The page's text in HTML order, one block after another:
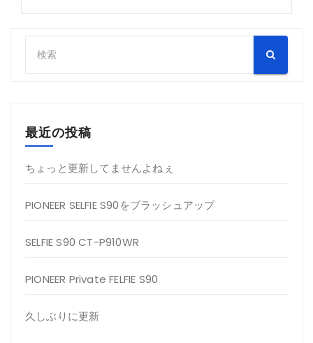
最近の投稿
ちょっと更新してませんよねぇ
PIONEER SELFIE S90をブラッシュアップ
SELFIE S90 CT-P910WR
PIONEER Private FELFIE S90
久しぶりに更新